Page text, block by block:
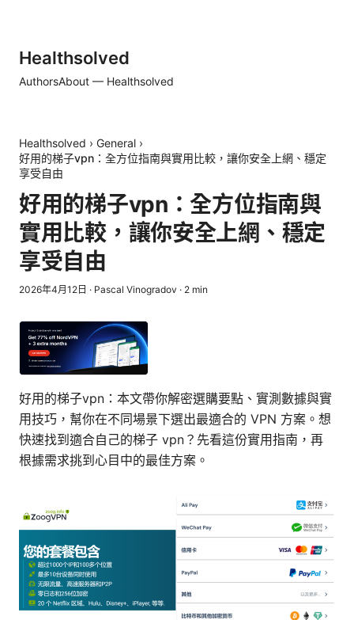
Healthsolved
AuthorsAbout — Healthsolved
Healthsolved › General ›
好用的梯子vpn：全方位指南與實用比較，讓你安全上網、穩定
享受自由
好用的梯子vpn：全方位指南與
實用比較，讓你安全上網、穩定
享受自由
2026年4月12日 · Pascal Vinogradov · 2 min
好用的梯子vpn：本文帶你解密選購要點、實測數據與實
用技巧，幫你在不同場景下選出最適合的 VPN 方案。想
快速找到適合自己的梯子 vpn？先看這份實用指南，再
根據需求挑到心目中的最佳方案。